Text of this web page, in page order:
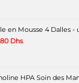
en Mousse 4 Dalles -
380 Dhs.
DhsLe
280 Dhs.
HPA Soin des